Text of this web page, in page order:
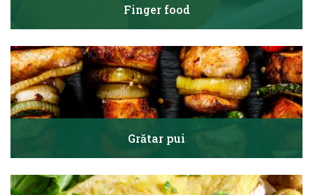
Finger food
Grătar pui